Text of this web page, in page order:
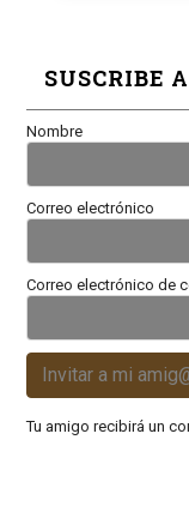
SUSCRIBE
Nombre
Correo electrónico
Correo electrónico de
Invitar a mi
Tu amigo recibirá un